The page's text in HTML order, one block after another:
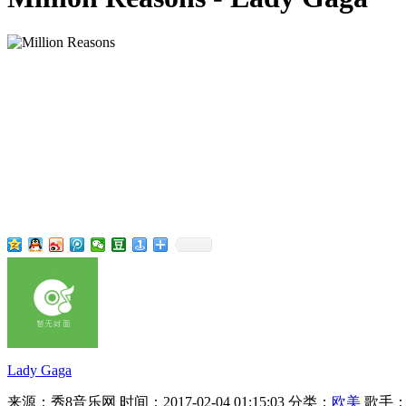
Lady Gaga
来源：秀8音乐网 时间：2017-02-04 01:15:03 分类： 欧美 歌手：